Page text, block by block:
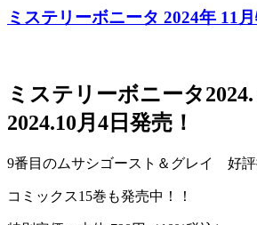
ミステリーボニータ 2024年 11
ミステリーボニータ
2024.10月4日発売！
9番目のムサシゴースト＆グレイ 好評
コミックス15巻も発売中！！